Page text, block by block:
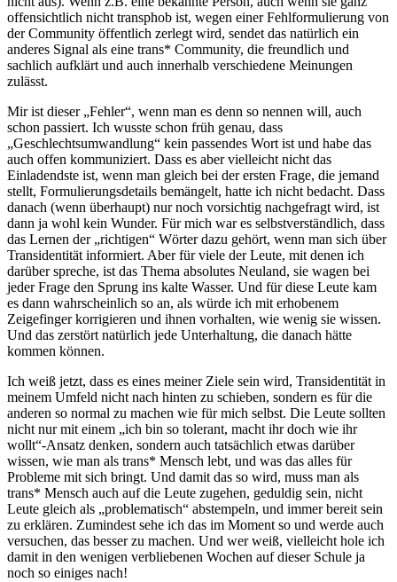
offensichtlich nicht transphob ist, wegen einer Fehlformulierung von
der Community öffentlich zerlegt wird, sendet das natürlich ein
anderes Signal als eine trans* Community, die freundlich und
sachlich aufklärt und auch innerhalb verschiedene Meinungen
zulässt.
Mir ist dieser „Fehler“, wenn man es denn so nennen will, auch
schon passiert. Ich wusste schon früh genau, dass
„Geschlechtsumwandlung“ kein passendes Wort ist und habe das
auch offen kommuniziert. Dass es aber vielleicht nicht das
Einladendste ist, wenn man gleich bei der ersten Frage, die jemand
stellt, Formulierungsdetails bemängelt, hatte ich nicht bedacht. Dass
danach (wenn überhaupt) nur noch vorsichtig nachgefragt wird, ist
dann ja wohl kein Wunder. Für mich war es selbstverständlich, dass
das Lernen der „richtigen“ Wörter dazu gehört, wenn man sich über
Transidentität informiert. Aber für viele der Leute, mit denen ich
darüber spreche, ist das Thema absolutes Neuland, sie wagen bei
jeder Frage den Sprung ins kalte Wasser. Und für diese Leute kam
es dann wahrscheinlich so an, als würde ich mit erhobenem
Zeigefinger korrigieren und ihnen vorhalten, wie wenig sie wissen.
Und das zerstört natürlich jede Unterhaltung, die danach hätte
kommen können.
Ich weiß jetzt, dass es eines meiner Ziele sein wird, Transidentität in
meinem Umfeld nicht nach hinten zu schieben, sondern es für die
anderen so normal zu machen wie für mich selbst. Die Leute sollten
nicht nur mit einem „ich bin so tolerant, macht ihr doch wie ihr
wollt“-Ansatz denken, sondern auch tatsächlich etwas darüber
wissen, wie man als trans* Mensch lebt, und was das alles für
Probleme mit sich bringt. Und damit das so wird, muss man als
trans* Mensch auch auf die Leute zugehen, geduldig sein, nicht
Leute gleich als „problematisch“ abstempeln, und immer bereit sein
zu erklären. Zumindest sehe ich das im Moment so und werde auch
versuchen, das besser zu machen. Und wer weiß, vielleicht hole ich
damit in den wenigen verbliebenen Wochen auf dieser Schule ja
noch so einiges nach!